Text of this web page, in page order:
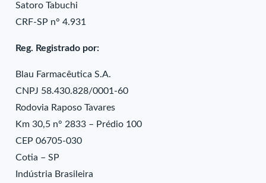
Satoro Tabuchi
CRF-SP n° 4.931
Reg. Registrado por:
Blau Farmacêutica S.A.
CNPJ 58.430.828/0001-60
Rodovia Raposo Tavares
Km 30,5 n° 2833 – Prédio 100
CEP 06705-030
Cotia – SP
Indústria Brasileira